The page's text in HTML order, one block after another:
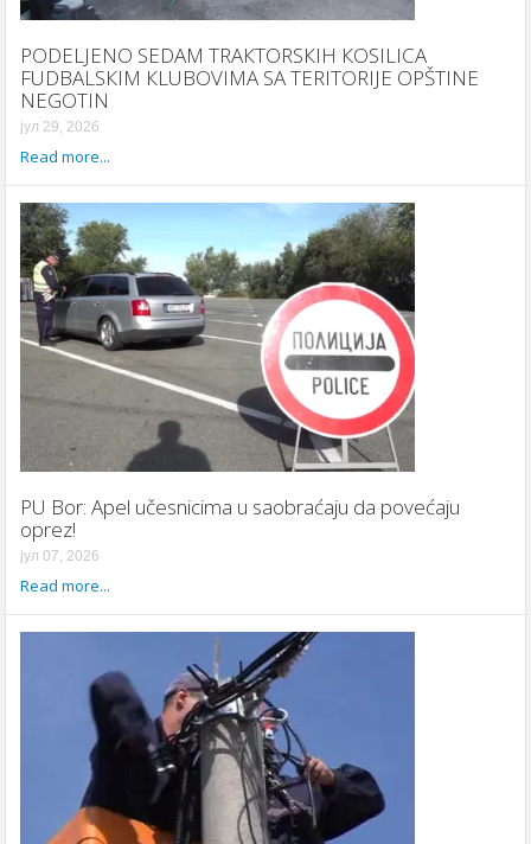
PODELJENO SEDAM TRAКTORSКIH КOSILICA
FUDBALSКIM КLUBOVIMA SA TERITORIJE OPŠTINE
NEGOTIN
јул 29, 2026
Read more...
PU Bor: Apel učesnicima u saobraćaju da povećaju
oprez!
јул 07, 2026
Read more...